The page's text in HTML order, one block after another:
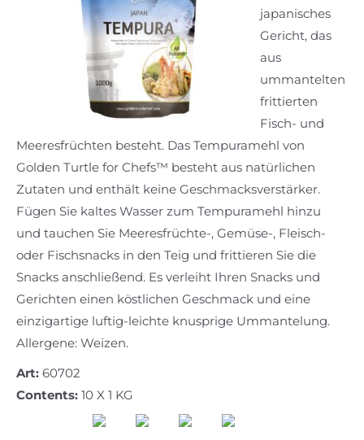
japanisches
Gericht, das
aus
ummantelten
frittierten
Fisch- und
Meeresfrüchten besteht. Das Tempuramehl von
Golden Turtle for Chefs™ besteht aus natürlichen
Zutaten und enthält keine Geschmacksverstärker.
Fügen Sie kaltes Wasser zum Tempuramehl hinzu
und tauchen Sie Meeresfrüchte-, Gemüse-, Fleisch-
oder Fischsnacks in den Teig und frittieren Sie die
Snacks anschließend. Es verleiht Ihren Snacks und
Gerichten einen köstlichen Geschmack und eine
einzigartige luftig-leichte knusprige Ummantelung.
Allergene: Weizen.
Art: 60702
Contents: 10 X 1 KG